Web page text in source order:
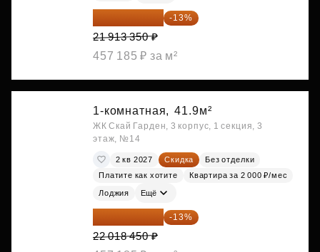
19 064 615 ₽ -13%
21 913 350 ₽
457 185 ₽ за м²
1-комнатная, 41.9м²
ЖК Скай Гарден, 3 корпус, 1 секция, 3
этаж, №14
2 кв 2027 Скидка
Без отделки
Платите как хотите
Квартира за 2 000 ₽/мес
Лоджия Ещё
19 156 052 ₽ -13%
22 018 450 ₽